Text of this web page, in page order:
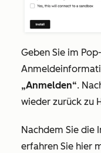
Geben Sie im
„Anmelden“.
wieder zurück zu
Nachdem Sie die
erfahren Sie hier